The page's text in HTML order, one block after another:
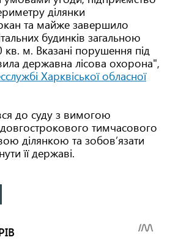
ділянки
та майже завершило
будинків загальною
м. Вказані порушення під
державна лісова охорона",
Харквіської обласної
до суду з вимогою
тимчасового
ділянкою та зобов’язати
її державі.